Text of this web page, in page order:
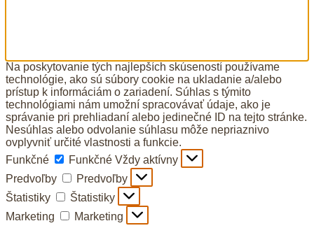
Na poskytovanie tých najlepších skúseností používame
technológie, ako sú súbory cookie na ukladanie a/alebo
prístup k informáciám o zariadení. Súhlas s týmito
technológiami nám umožní spracovávať údaje, ako je
správanie pri prehliadaní alebo jedinečné ID na tejto stránke.
Nesúhlas alebo odvolanie súhlasu môže nepriaznivo
ovplyvniť určité vlastnosti a funkcie.
Funkčné
Funkčné Vždy aktívny
Predvoľby
Predvoľby
Štatistiky
Štatistiky
Marketing
Marketing